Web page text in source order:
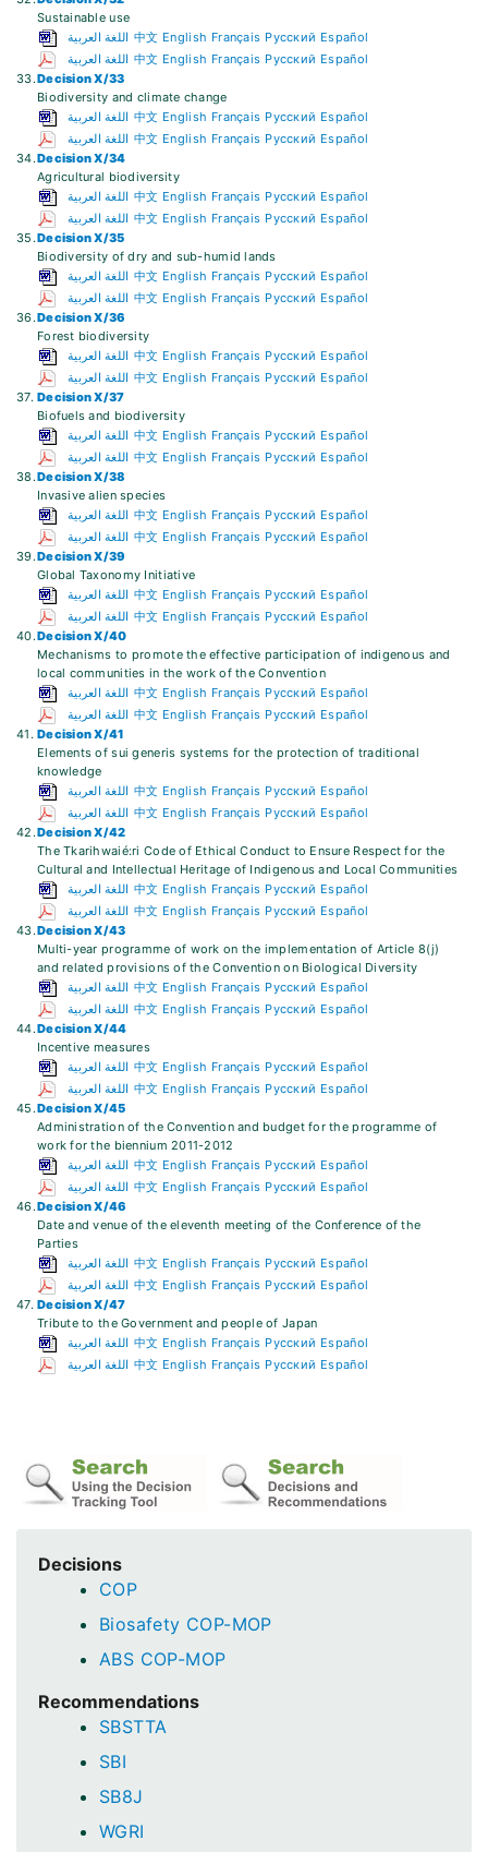
Sustainable use
اللغة العربية 中文 English Français Русский Español
اللغة العربية 中文 English Français Русский Español
33.Decision X/33
Biodiversity and climate change
اللغة العربية 中文 English Français Русский Español
اللغة العربية 中文 English Français Русский Español
34.Decision X/34
Agricultural biodiversity
اللغة العربية 中文 English Français Русский Español
اللغة العربية 中文 English Français Русский Español
35.Decision X/35
Biodiversity of dry and sub-humid lands
اللغة العربية 中文 English Français Русский Español
اللغة العربية 中文 English Français Русский Español
36.Decision X/36
Forest biodiversity
اللغة العربية 中文 English Français Русский Español
اللغة العربية 中文 English Français Русский Español
37. Decision X/37
Biofuels and biodiversity
اللغة العربية 中文 English Français Русский Español
اللغة العربية 中文 English Français Русский Español
38.Decision X/38
Invasive alien species
اللغة العربية 中文 English Français Русский Español
اللغة العربية 中文 English Français Русский Español
39.Decision X/39
Global Taxonomy Initiative
اللغة العربية 中文 English Français Русский Español
اللغة العربية 中文 English Français Русский Español
40.Decision X/40
Mechanisms to promote the effective participation of indigenous and
local communities in the work of the Convention
اللغة العربية 中文 English Français Русский Español
اللغة العربية 中文 English Français Русский Español
41. Decision X/41
Elements of sui generis systems for the protection of traditional
knowledge
اللغة العربية 中文 English Français Русский Español
اللغة العربية 中文 English Français Русский Español
42.Decision X/42
The Tkarihwaié:ri Code of Ethical Conduct to Ensure Respect for the
Cultural and Intellectual Heritage of Indigenous and Local Communities
اللغة العربية 中文 English Français Русский Español
اللغة العربية 中文 English Français Русский Español
43.Decision X/43
Multi-year programme of work on the implementation of Article 8(j)
and related provisions of the Convention on Biological Diversity
اللغة العربية 中文 English Français Русский Español
اللغة العربية 中文 English Français Русский Español
44.Decision X/44
Incentive measures
اللغة العربية 中文 English Français Русский Español
اللغة العربية 中文 English Français Русский Español
45.Decision X/45
Administration of the Convention and budget for the programme of
work for the biennium 2011-2012
اللغة العربية 中文 English Français Русский Español
اللغة العربية 中文 English Français Русский Español
46.Decision X/46
Date and venue of the eleventh meeting of the Conference of the
Parties
اللغة العربية 中文 English Français Русский Español
اللغة العربية 中文 English Français Русский Español
47. Decision X/47
Tribute to the Government and people of Japan
اللغة العربية 中文 English Français Русский Español
اللغة العربية 中文 English Français Русский Español
Decisions
COP
Biosafety COP-MOP
ABS COP-MOP
Recommendations
SBSTTA
SBI
SB8J
WGRI